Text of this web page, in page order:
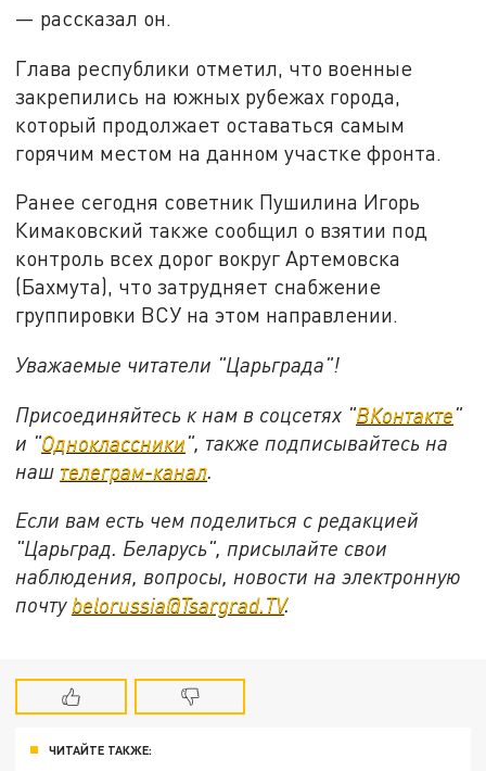
— рассказал он.
Глава республики отметил, что военные
закрепились на южных рубежах города,
который продолжает оставаться самым
горячим местом на данном участке фронта.
Ранее сегодня советник Пушилина Игорь
Кимаковский также сообщил о взятии под
контроль всех дорог вокруг Артемовска
(Бахмута), что затрудняет снабжение
группировки ВСУ на этом направлении.
Уважаемые читатели "Царьграда"!
Присоединяйтесь к нам в соцсетях "ВКонтакте"
и "Одноклассники", также подписывайтесь на
наш телеграм-канал
Если вам есть чем поделиться с редакцией
"Царьград. Беларусь", присылайте свои
наблюдения, вопросы, новости на электронную
почту belorussia@Tsargrad.TV.
ЧИТАЙТЕ ТАКЖЕ: